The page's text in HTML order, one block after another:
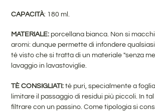
CAPACITÀ: 180 ml.
MATERIALE: porcellana bianca. Non si
aromi: dunque permette di infondere
tè visto che si tratta di un materiale "senza
lavaggio in lavastoviglie.
TÈ CONSIGLIATI: tè puri, specialmente a
limitare il passaggio di residui più piccoli. In
filtrare con un passino. Come tipologia si